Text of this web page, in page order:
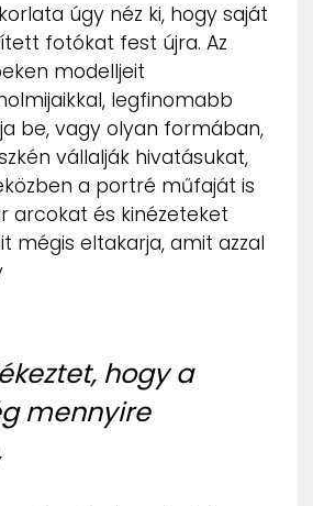
úgy néz ki, hogy saját
fotókat fest újra. Az
modelljeit
legfinomabb
be, vagy olyan formában,
vállalják hivatásukat,
a portré műfaját is
arcokat és kinézeteket
mégis eltakarja, amit azzal
hogy a
mennyire